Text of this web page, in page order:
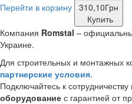
Перейти в корзину 310,10Грн
Купить
Компания Romstal –
Украине.
Для строительных и монтажных
партнерские условия.
Подключайтесь к
оборудование с гарантией от